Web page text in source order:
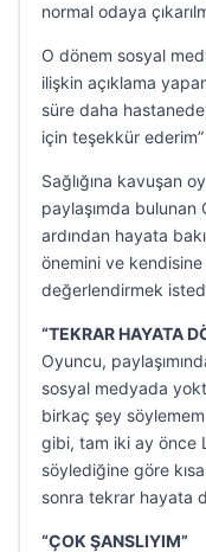
normal odaya
O dönem sosyal
ilişkin açıklama
süre daha
için teşekkür ederim”
Sağlığına kavuşan
paylaşımda bulunan
ardından hayata
önemini ve
değerlendirmek
“TEKRAR HAYATA
Oyuncu,
sosyal medyada
birkaç şey
gibi, tam iki ay önce
söylediğine göre
sonra tekrar hayata
“ÇOK ŞANSLIYIM”